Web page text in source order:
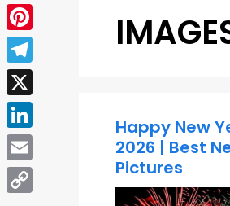
Happy New
2026 | Best
Pictures
Twitter
Pinterest
Telegram
X
LinkedIn
Email